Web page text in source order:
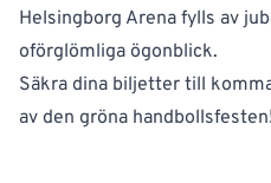
Helsingborg Arena fylls av
oförglömliga ögonblick.
Säkra dina biljetter till
av den gröna